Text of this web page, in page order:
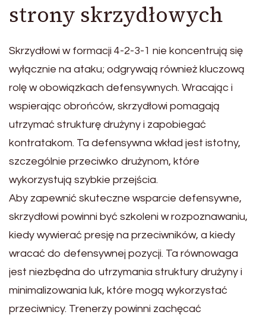
strony skrzydłowych
Skrzydłowi w formacji 4-2-3-1 nie koncentrują się
wyłącznie na ataku; odgrywają również kluczową
rolę w obowiązkach defensywnych. Wracając i
wspierając obrońców, skrzydłowi pomagają
utrzymać strukturę drużyny i zapobiegać
kontratakom. Ta defensywna wkład jest istotny,
szczególnie przeciwko drużynom, które
wykorzystują szybkie przejścia.
Aby zapewnić skuteczne wsparcie defensywne,
skrzydłowi powinni być szkoleni w rozpoznawaniu,
kiedy wywierać presję na przeciwników, a kiedy
wracać do defensywnej pozycji. Ta równowaga
jest niezbędna do utrzymania struktury drużyny i
minimalizowania luk, które mogą wykorzystać
przeciwnicy. Trenerzy powinni zachęcać